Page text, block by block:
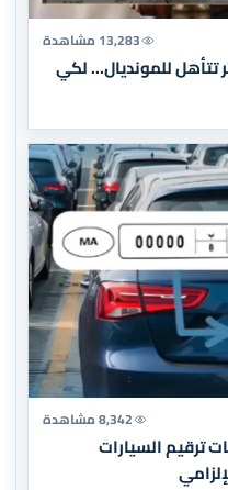
13,283 مشاهدة
تتأهل للمونديال… لكي
8,342 مشاهدة
ترقيم السيارات